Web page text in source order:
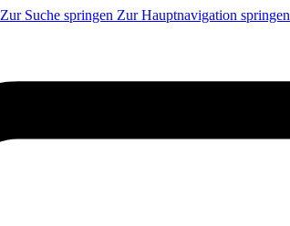
Zur Suche springen Zur Hauptnavigation springen